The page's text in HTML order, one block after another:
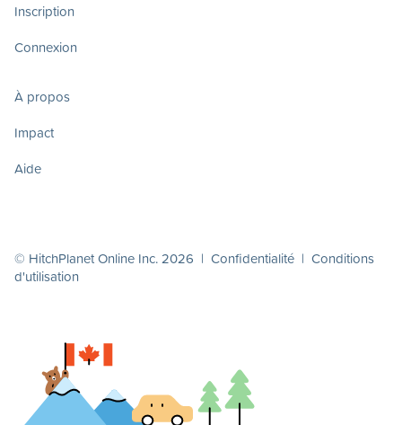
Inscription
Connexion
À propos
Impact
Aide
© HitchPlanet Online Inc. 2026 | Confidentialité | Conditions
d'utilisation